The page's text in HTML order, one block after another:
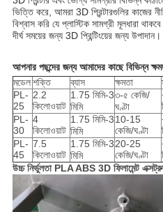
ভিত্তি করে, আমরা 3D প্রিন্টারগুলির কাজের
বিশ্বাস করি যে প্লাস্টিক সামগ্রী মূলধারা থাকবে
দীর্ঘ সময়ের জন্য 3D প্রিন্টিংয়ের জন্য উপাদান।
আপনার পছন্দের জন্য আমাদের কাছে বিভিন্ন
মডেলশক্তি ব্যাস ক্ষমতা
PL-
25
2.2
কিলোওয়াট
1.75 মিমি-3
মিমি
৩-৫ কেজি/
ঘণ্টা
PL-
30
4
কিলোওয়াট
1.75 মিমি-3
মিমি
10-15
কেজি/ঘণ্টা
PL-
45
7.5
কিলোওয়াট
1.75 মিমি-3
মিমি
20-25
কেজি/ঘণ্টা
উচ্চ নির্ভুলতা PLA ABS 3D ফিলামেন্ট